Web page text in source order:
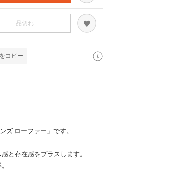
品切れ
コピー
ズ ローファー」です。
と存在感をプラスします。